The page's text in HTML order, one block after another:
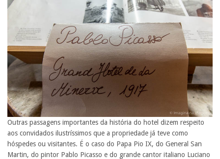
Outras passagens importantes da história do hotel dizem respeito
aos convidados ilustríssimos que a propriedade já teve como
hóspedes ou visitantes. É o caso do Papa Pio IX, do General San
Martin, do pintor Pablo Picasso e do grande cantor italiano Luciano